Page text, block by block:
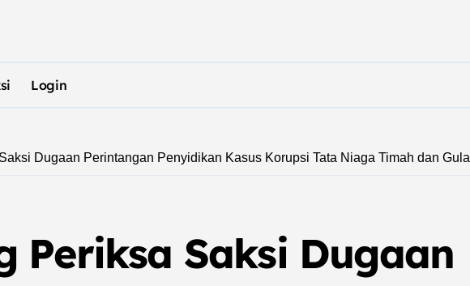
Login
Dugaan Perintangan Penyidikan Kasus Korupsi Tata Niaga Timah dan Gula
Periksa Saksi Dugaan